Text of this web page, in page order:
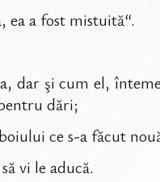
ea a fost mistuită“.
dar şi cum el,
dări;
ce s-a făcut
vi le aducă.